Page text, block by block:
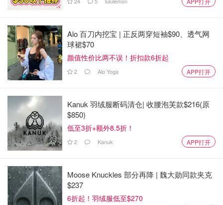
Alo 百刀内挖宝 | 正反两穿短袖$90、透气网
球裙$70
颜值性价比两不误！折扣款6折起
2 Alo Yoga APP打开
Kanuk 羽绒服断码清仓| 收腰泡芙款$216(原
$850)
低至3折+额外8.5折！
2 Kanuk APP打开
Moose Knuckles 部分再降 | 魏大勋同款夹克
$237
6折起！羽绒服低至$270